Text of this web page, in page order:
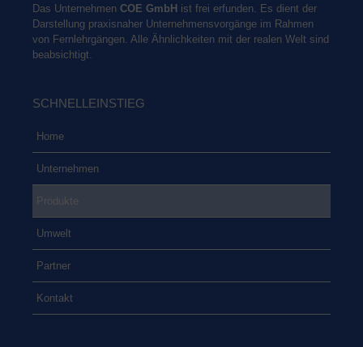
Das Unter­neh­men COE GmbH ist frei erfun­den. Es dient der
Dar­stel­lung pra­xis­na­her Unter­neh­mens­vor­gän­ge im Rah­men
von Fern­lehr­gän­gen. Alle Ähn­lich­kei­ten mit der rea­len Welt sind
beabsichtigt.
SCHNELL­EIN­STIEG
Home
Unter­neh­men
Pro­duk­te
Umwelt
Part­ner
Kon­takt